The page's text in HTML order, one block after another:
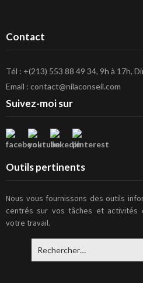
Contact
Tél : +(213) 553 88 49 34, 9h à 17h,
Email : contact@nilaconseil.com
Suivez-moi sur
Outils pertinents
Nous vous fournissons des outils
centrés sur vos tâches et activités
votre travail.